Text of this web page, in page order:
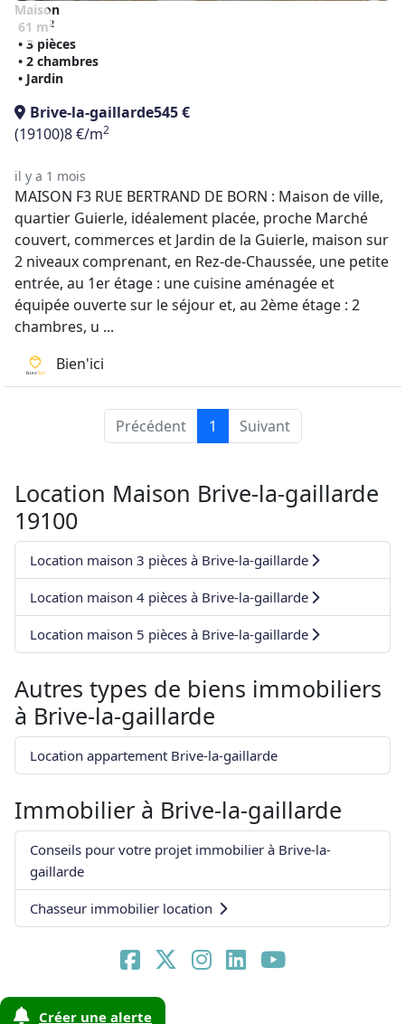
Maison
61 m2
• 3 pièces
• 2 chambres
• Jardin
Brive-la-gaillarde545 €
(19100)8 €/m2
il y a 1 mois
MAISON F3 RUE BERTRAND DE BORN : Maison de ville,
quartier Guierle, idéalement placée, proche Marché
couvert, commerces et Jardin de la Guierle, maison sur
2 niveaux comprenant, en Rez-de-Chaussée, une petite
entrée, au 1er étage : une cuisine aménagée et
équipée ouverte sur le séjour et, au 2ème étage : 2
chambres, u ...
Bien'ici
Précédent 1 Suivant
Location Maison Brive-la-gaillarde
19100
Location maison 3 pièces à Brive-la-gaillarde
Location maison 4 pièces à Brive-la-gaillarde
Location maison 5 pièces à Brive-la-gaillarde
Autres types de biens immobiliers
à Brive-la-gaillarde
Location appartement Brive-la-gaillarde
Immobilier à Brive-la-gaillarde
Conseils pour votre projet immobilier à Brive-la-
gaillarde
Chasseur immobilier location
Créer une alerte